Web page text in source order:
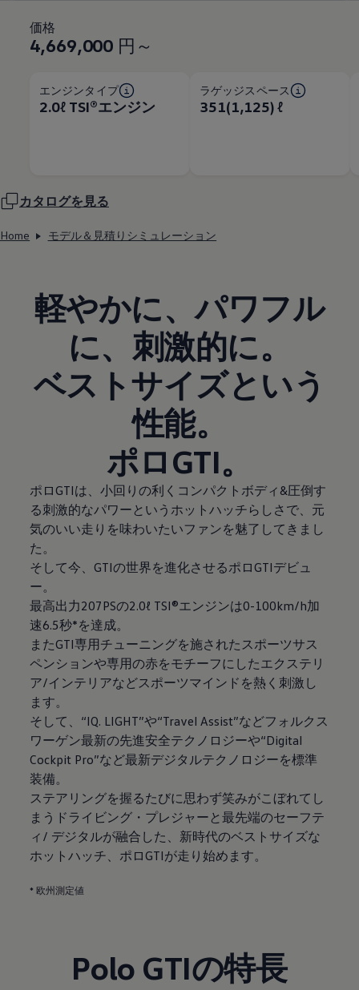
価格
4,669,000 円～
エンジンタイプ
2.0ℓ TSI®エンジン
ラゲッジスペース
351(1,125) ℓ
カタログを見る
Home モデル＆見積りシミュレーション
軽やかに、パワフル
に、刺激的に。
ベストサイズという
性能。
ポロGTI。
ポロGTIは、小回りの利くコンパクトボディ&圧倒す
る刺激的なパワーというホットハッチらしさで、元
気のいい走りを味わいたいファンを魅了してきまし
た。
そして今、GTIの世界を進化させるポロGTIデビュ
ー。
最高出力207PSの2.0ℓ TSI®エンジンは0-100km/h加
速6.5秒*を達成。
またGTI専用チューニングを施されたスポーツサス
ペンションや専用の赤をモチーフにしたエクステリ
ア/インテリアなどスポーツマインドを熱く刺激し
ます。
そして、“IQ. LIGHT”や“Travel Assist”などフォルクス
ワーゲン最新の先進安全テクノロジーや“Digital
Cockpit Pro”など最新デジタルテクノロジーを標準
装備。
ステアリングを握るたびに思わず笑みがこぼれてし
まうドライビング・プレジャーと最先端のセーフテ
ィ/ デジタルが融合した、新時代のベストサイズな
ホットハッチ、ポロGTIが走り始めます。
* 欧州測定値
Polo GTIの特長